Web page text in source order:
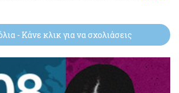
- Κάνε κλικ για να σχολιάσεις